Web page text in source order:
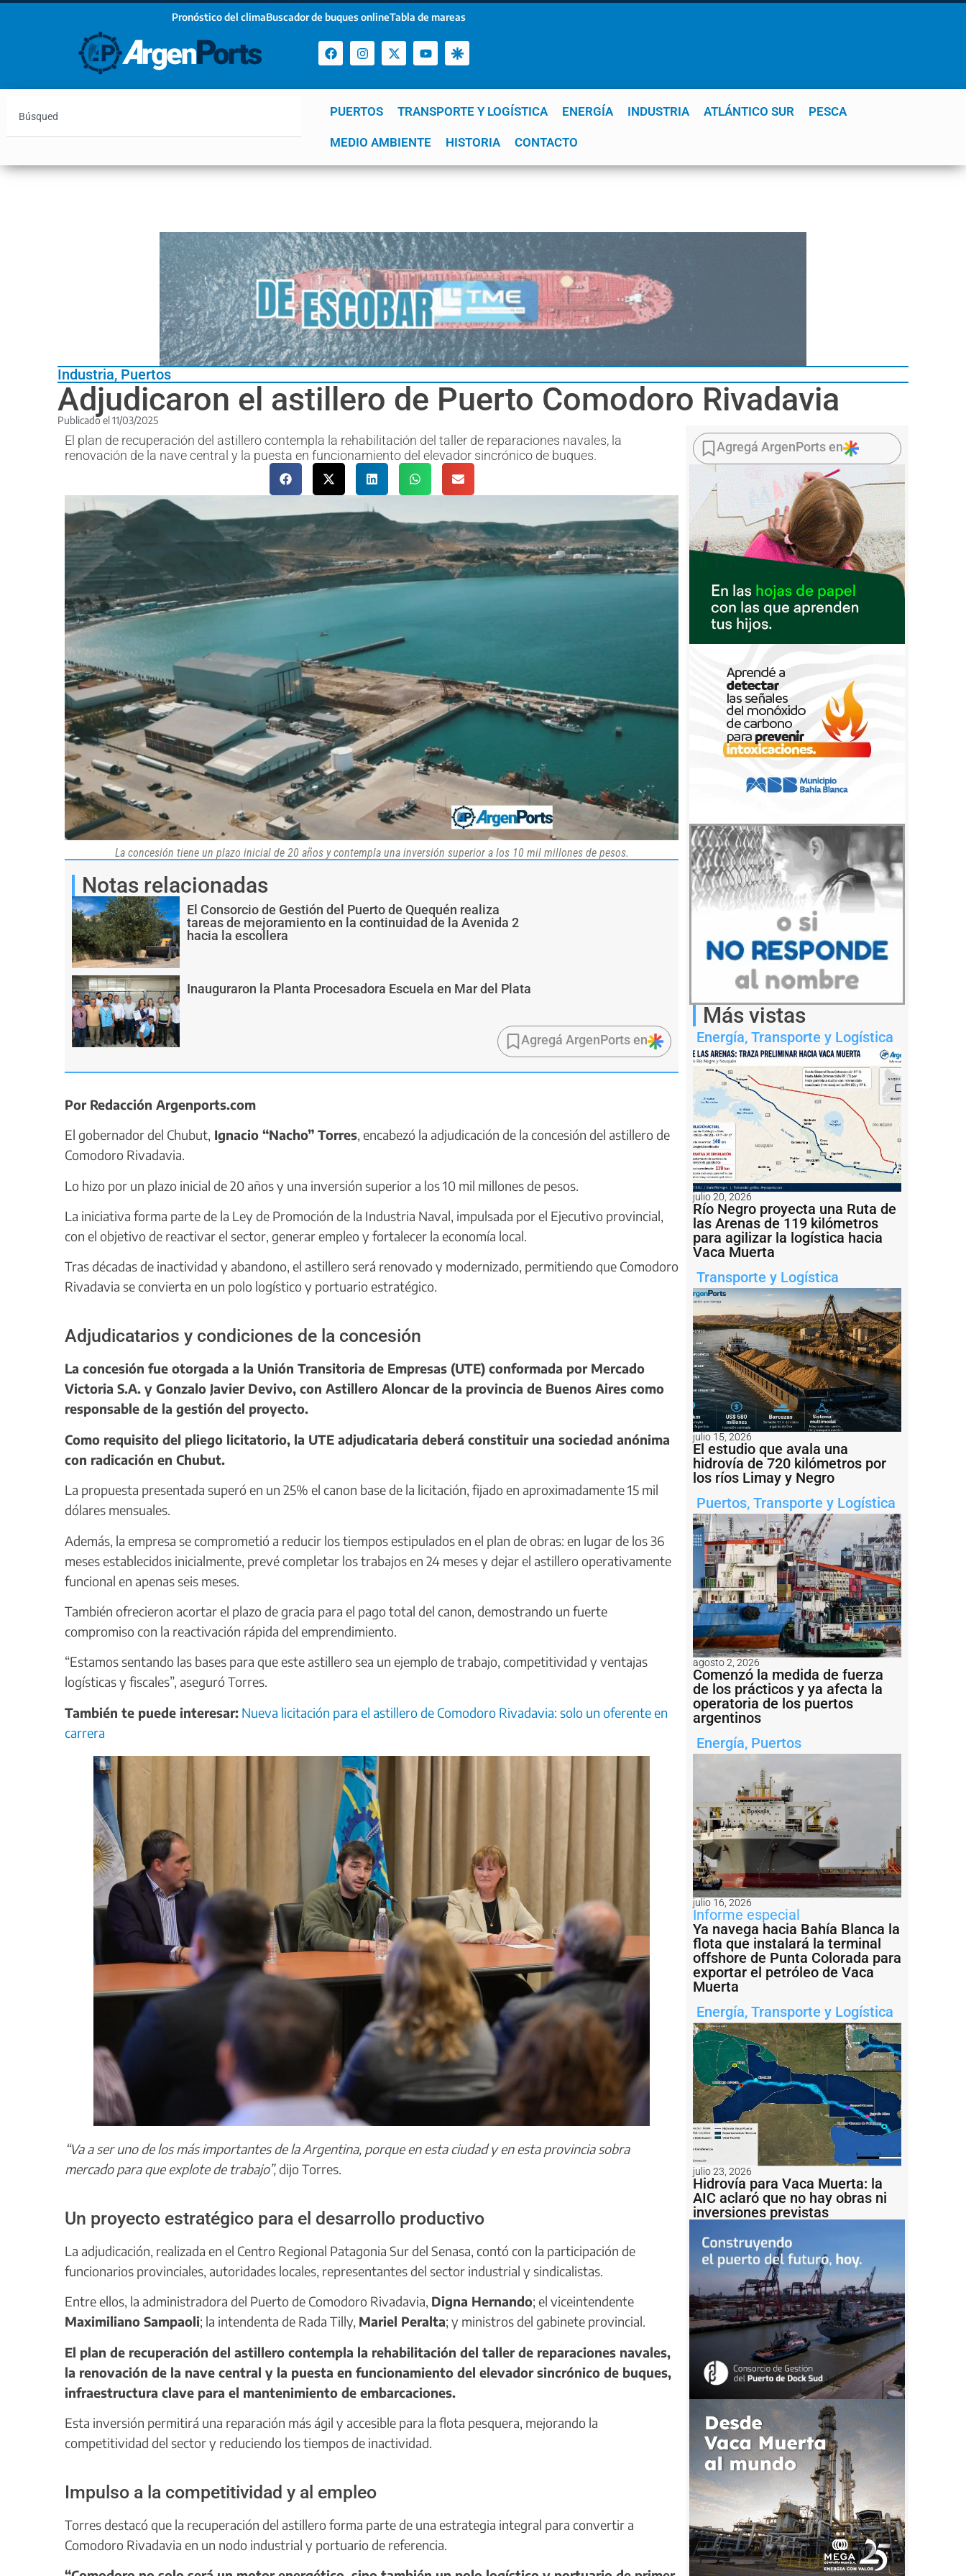
Pronóstico del climaBuscador de buques onlineTabla de mareas
PUERTOS TRANSPORTE Y LOGÍSTICA ENERGÍA INDUSTRIA ATLÁNTICO SUR PESCA
MEDIO AMBIENTE HISTORIA CONTACTO
YPF GNL Mar del Plata Patagonia Quequén
Industria, Puertos
Adjudicaron el astillero de Puerto Comodoro Rivadavia
Publicado el 11/03/2025
El plan de recuperación del astillero contempla la rehabilitación del taller de reparaciones navales, la
renovación de la nave central y la puesta en funcionamiento del elevador sincrónico de buques.
La concesión tiene un plazo inicial de 20 años y contempla una inversión superior a los 10 mil millones de pesos.
Notas relacionadas
El Consorcio de Gestión del Puerto de Quequén realiza
tareas de mejoramiento en la continuidad de la Avenida 2
hacia la escollera
Inauguraron la Planta Procesadora Escuela en Mar del Plata
Agregá ArgenPorts en
Por Redacción Argenports.com
El gobernador del Chubut, Ignacio “Nacho” Torres, encabezó la adjudicación de la concesión del astillero de
Comodoro Rivadavia.
Lo hizo por un plazo inicial de 20 años y una inversión superior a los 10 mil millones de pesos.
La iniciativa forma parte de la Ley de Promoción de la Industria Naval, impulsada por el Ejecutivo provincial,
con el objetivo de reactivar el sector, generar empleo y fortalecer la economía local.
Tras décadas de inactividad y abandono, el astillero será renovado y modernizado, permitiendo que Comodoro
Rivadavia se convierta en un polo logístico y portuario estratégico.
Adjudicatarios y condiciones de la concesión
La concesión fue otorgada a la Unión Transitoria de Empresas (UTE) conformada por Mercado
Victoria S.A. y Gonzalo Javier Devivo, con Astillero Aloncar de la provincia de Buenos Aires como
responsable de la gestión del proyecto.
Como requisito del pliego licitatorio, la UTE adjudicataria deberá constituir una sociedad anónima
con radicación en Chubut.
La propuesta presentada superó en un 25% el canon base de la licitación, fijado en aproximadamente 15 mil
dólares mensuales.
Además, la empresa se comprometió a reducir los tiempos estipulados en el plan de obras: en lugar de los 36
meses establecidos inicialmente, prevé completar los trabajos en 24 meses y dejar el astillero operativamente
funcional en apenas seis meses.
También ofrecieron acortar el plazo de gracia para el pago total del canon, demostrando un fuerte
compromiso con la reactivación rápida del emprendimiento.
“Estamos sentando las bases para que este astillero sea un ejemplo de trabajo, competitividad y ventajas
logísticas y fiscales”, aseguró Torres.
También te puede interesar: Nueva licitación para el astillero de Comodoro Rivadavia: solo un oferente en
carrera
“Va a ser uno de los más importantes de la Argentina, porque en esta ciudad y en esta provincia sobra
mercado para que explote de trabajo”,dijo Torres.
Un proyecto estratégico para el desarrollo productivo
La adjudicación, realizada en el Centro Regional Patagonia Sur del Senasa, contó con la participación de
funcionarios provinciales, autoridades locales, representantes del sector industrial y sindicalistas.
Entre ellos, la administradora del Puerto de Comodoro Rivadavia, Digna Hernando; el viceintendente
Maximiliano Sampaoli; la intendenta de Rada Tilly, Mariel Peralta; y ministros del gabinete provincial.
El plan de recuperación del astillero contempla la rehabilitación del taller de reparaciones navales,
la renovación de la nave central y la puesta en funcionamiento del elevador sincrónico de buques,
infraestructura clave para el mantenimiento de embarcaciones.
Esta inversión permitirá una reparación más ágil y accesible para la flota pesquera, mejorando la
competitividad del sector y reduciendo los tiempos de inactividad.
Impulso a la competitividad y al empleo
Torres destacó que la recuperación del astillero forma parte de una estrategia integral para convertir a
Comodoro Rivadavia en un nodo industrial y portuario de referencia.
Agregá ArgenPorts en
Más vistas
Energía, Transporte y Logística
julio 20, 2026
Río Negro proyecta una Ruta de
las Arenas de 119 kilómetros
para agilizar la logística hacia
Vaca Muerta
Transporte y Logística
julio 15, 2026
El estudio que avala una
hidrovía de 720 kilómetros por
los ríos Limay y Negro
Puertos, Transporte y Logística
agosto 2, 2026
Comenzó la medida de fuerza
de los prácticos y ya afecta la
operatoria de los puertos
argentinos
Energía, Puertos
julio 16, 2026
Informe especial
Ya navega hacia Bahía Blanca la
flota que instalará la terminal
offshore de Punta Colorada para
exportar el petróleo de Vaca
Muerta
Energía, Transporte y Logística
julio 23, 2026
Hidrovía para Vaca Muerta: la
AIC aclaró que no hay obras ni
inversiones previstas
¡Sumate a nuestro Newsletter!
Email
Estoy de acuerdo con las condiciones y políticas de